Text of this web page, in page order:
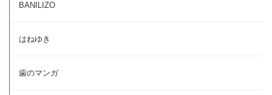
BANILIZO
はねゆき
歯のマンガ